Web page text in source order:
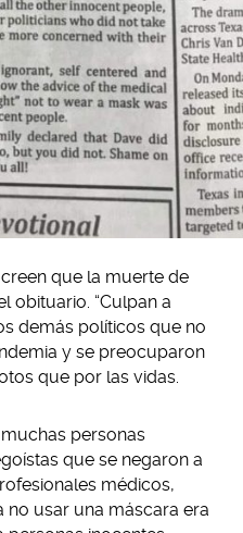
que la muerte de
obituario. “Culpan a
demás políticos que no
y se preocuparon
que por las vidas.
personas
que se negaron a
médicos,
no usar una máscara era